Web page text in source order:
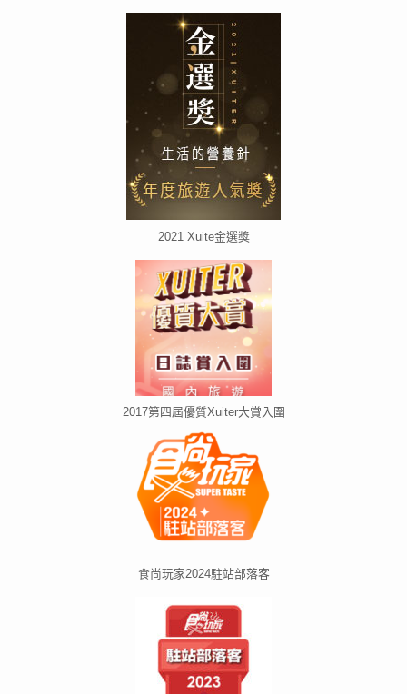
2021 Xuite金選獎
2017第四屆優質Xuiter大賞入圍
食尚玩家2024駐站部落客